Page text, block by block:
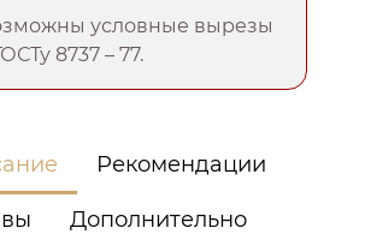
условные вырезы
8737 – 77.
Рекомендации
Дополнительно